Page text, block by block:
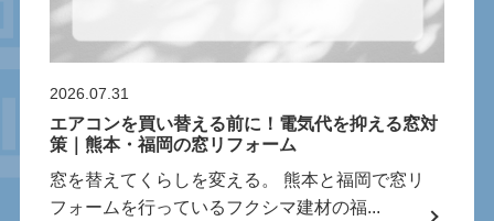
2026.07.31
エアコンを買い替える前に！電気代を抑える窓対
策｜熊本・福岡の窓リフォーム
窓を替えてくらしを変える。 熊本と福岡で窓リ
フォームを行っているフクシマ建材の福...